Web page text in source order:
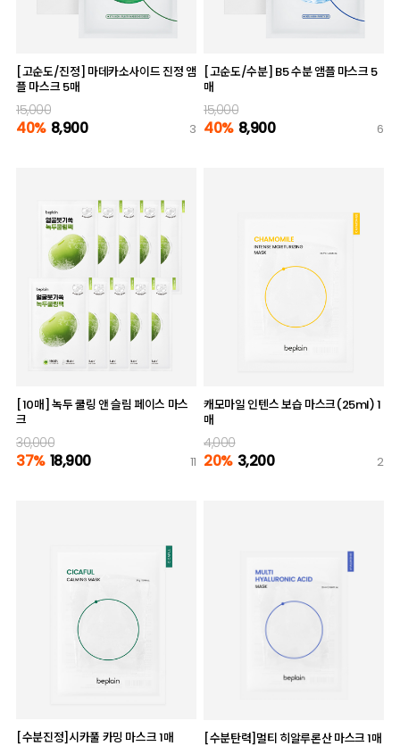
[고순도/진정] 마데카소사이드 진정 앰
플 마스크 5매
15,000
40% 8,900 3
[고순도/수분] B5 수분 앰플 마스크 5
매
15,000
40% 8,900 6
[10매] 녹두 쿨링 앤 슬림 페이스 마스
크
30,000
37% 18,900 11
캐모마일 인텐스 보습 마스크(25ml) 1
매
4,000
20% 3,200 2
[수분진정]시카풀 카밍 마스크 1매 [수분탄력]멀티 히알루론산 마스크 1매